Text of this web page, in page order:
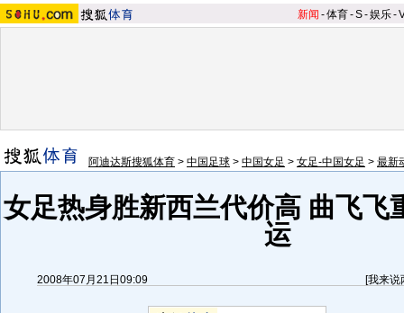
新闻 -体育-S-娱乐-
阿迪达斯搜狐体育 > 中国足球 > 中国女足 > 女足-中国女足 > 最新
女足热身胜新西兰代价高 曲飞飞
运
2008年07月21日09:09 [我来说